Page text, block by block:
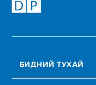
БИДНИЙ ТУХАЙ